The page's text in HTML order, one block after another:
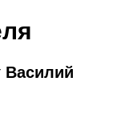
Василий